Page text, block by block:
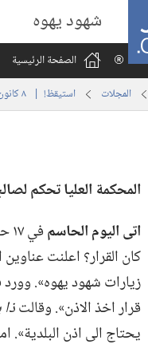
شهود يهوه
الصفحة الرئيسية
المجلات استيقظ‏!‏ | ‏‎ ٨‏ ‏‎كانون٢/يناير‏ ‎٢٠٠٣
المحكمة العليا تحكم
اتى اليوم الحاسم
كان القرار؟‏ اعلنت
زيارات شهود يهوه».‏
قرار اخذ الاذن».‏ وقالت
يحتاج الى اذن البلدية».‏